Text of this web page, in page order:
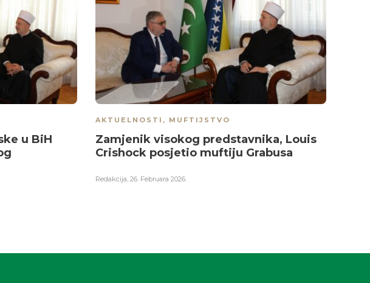
u BiH
AKTUELNOSTI , MUFTIJSTVO
Zamjenik visokog predstavnika, Louis
Crishock posjetio muftiju Grabusa
Redakcija, 26. Februara 2026.